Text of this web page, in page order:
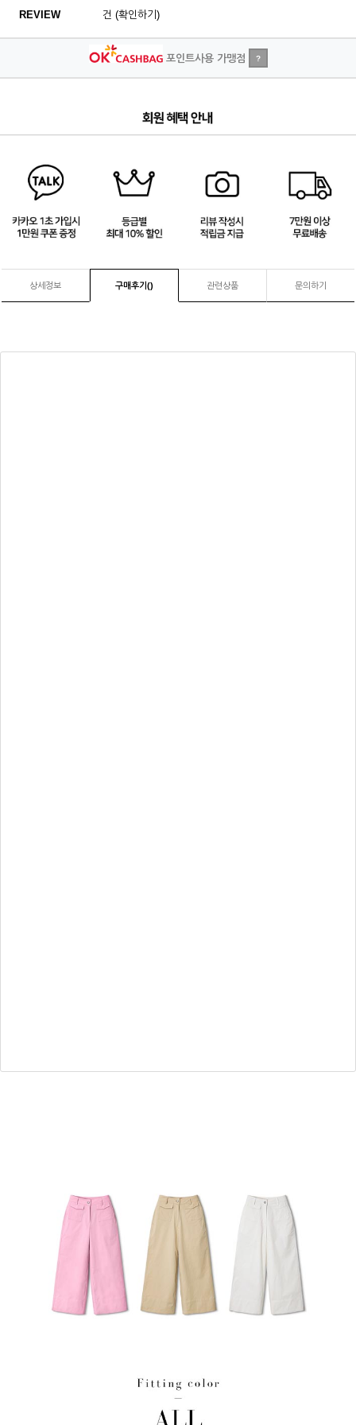
REVIEW 건 (확인하기)
포인트사용 가맹점 ?
상세정보 구매후기() 관련상품 문의하기